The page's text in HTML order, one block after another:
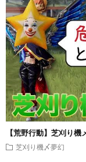
【荒野行動】芝刈り
芝刈り機〆夢幻